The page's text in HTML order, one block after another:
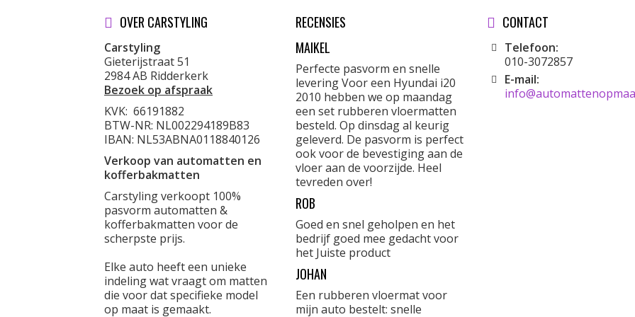
OVER CARSTYLING
Carstyling
Gieterijstraat 51
2984 AB Ridderkerk
Bezoek op afspraak
KVK: 66191882
BTW-NR: NL002294189B83
IBAN: NL53ABNA0118840126
Verkoop van automatten en
kofferbakmatten
Carstyling verkoopt 100%
pasvorm automatten &
kofferbakmatten voor de
scherpste prijs.
Elke auto heeft een unieke
indeling wat vraagt om matten
die voor dat specifieke model
op maat is gemaakt.
RECENSIES
MAIKEL
Perfecte pasvorm en snelle
levering Voor een Hyundai i20
2010 hebben we op maandag
een set rubberen vloermatten
besteld. Op dinsdag al keurig
geleverd. De pasvorm is perfect
ook voor de bevestiging aan de
vloer aan de voorzijde. Heel
tevreden over!
ROB
Goed en snel geholpen en het
bedrijf goed mee gedacht voor
het Juiste product
JOHAN
Een rubberen vloermat voor
mijn auto bestelt: snelle
CONTACT
Telefoon:
010-3072857
E-mail: